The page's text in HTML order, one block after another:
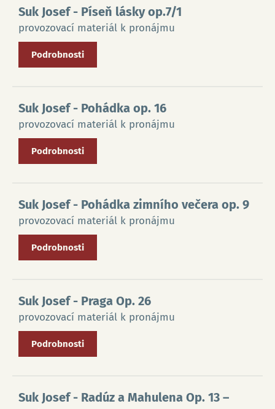
Suk Josef- Píseň lásky op.7/1
provozovací materiál k pronájmu
Podrobnosti
Suk Josef- Pohádka op. 16
provozovací materiál k pronájmu
Podrobnosti
Suk Josef- Pohádka zimního večera op. 9
provozovací materiál k pronájmu
Podrobnosti
Suk Josef- Praga Op. 26
provozovací materiál k pronájmu
Podrobnosti
Suk Josef- Radúz a Mahulena Op. 13 –